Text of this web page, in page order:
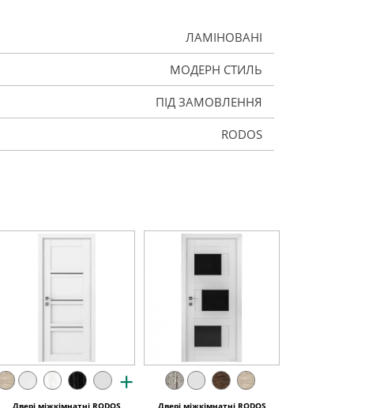
ЛАМІНОВАНІ
МОДЕРН СТИЛЬ
ПІД ЗАМОВЛЕННЯ
RODOS
+
Двері міжкімнатні RODOS
Двері міжкімнатні RODOS